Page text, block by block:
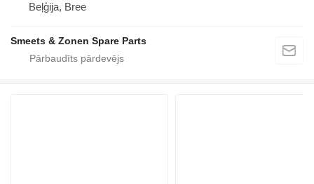
Beļģija, Bree
Smeets & Zonen Spare Parts